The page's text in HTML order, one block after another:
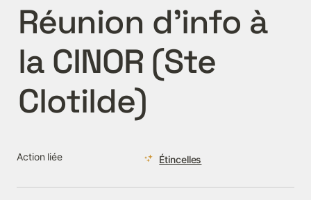
Réunion d’info à
la CINOR (Ste
Clotilde)
Action liée Étincelles